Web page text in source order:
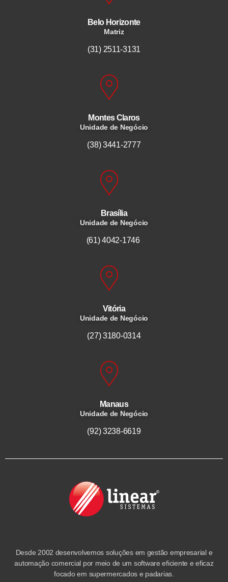
Belo Horizonte
Matriz
(31) 2511-3131
Montes Claros
Unidade de Negócio
(38) 3441-2777
Brasília
Unidade de Negócio
(61) 4042-1746
Vitória
Unidade de Negócio
(27) 3180-0314
Manaus
Unidade de Negócio
(92) 3238-6619
Desde 2002 desenvolvemos soluções em gestão empresarial e
automação comercial por meio de um software eficiente e eficaz
focado em supermercados e padarias.